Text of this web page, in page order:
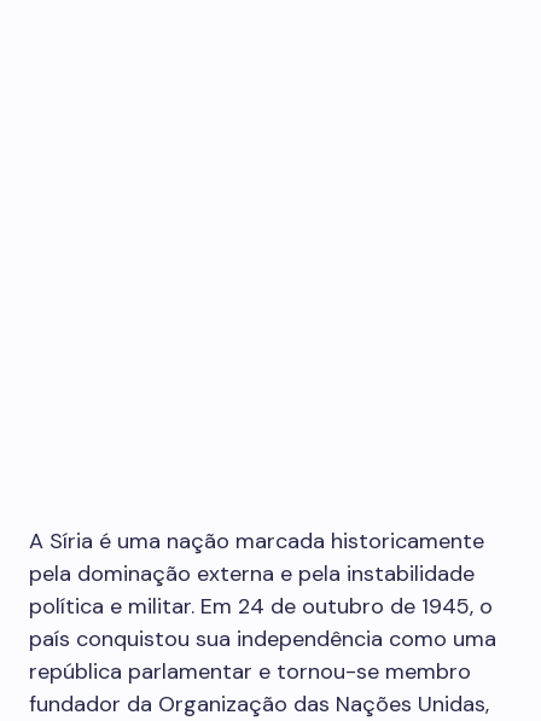
A Síria é uma nação marcada historicamente
pela dominação externa e pela instabilidade
política e militar. Em 24 de outubro de 1945, o
país conquistou sua independência como uma
república parlamentar e tornou-se membro
fundador da Organização das Nações Unidas,